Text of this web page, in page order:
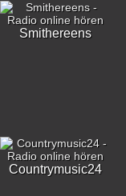
Smithereens
Countrymusic24